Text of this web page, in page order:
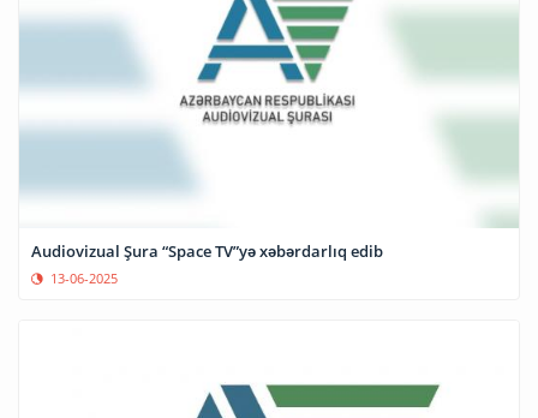
Audiovizual Şura “Space TV”yə xəbərdarlıq edib
13-06-2025